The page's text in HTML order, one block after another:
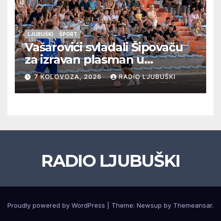
LJUBUŠKI ŠPORT
Vašarovići svladali Šipovaču
za izravan plasman u
četvrtfinale, Grab izborio
prolazak dalje, Klobuk ispao,
večeras počinje četvrtfinale
7 KOLOVOZA, 2026 RADIO LJUBUŠKI
RADIO LJUBUŠKI
Proudly powered by WordPress Theme: Newsup by Themeansar.